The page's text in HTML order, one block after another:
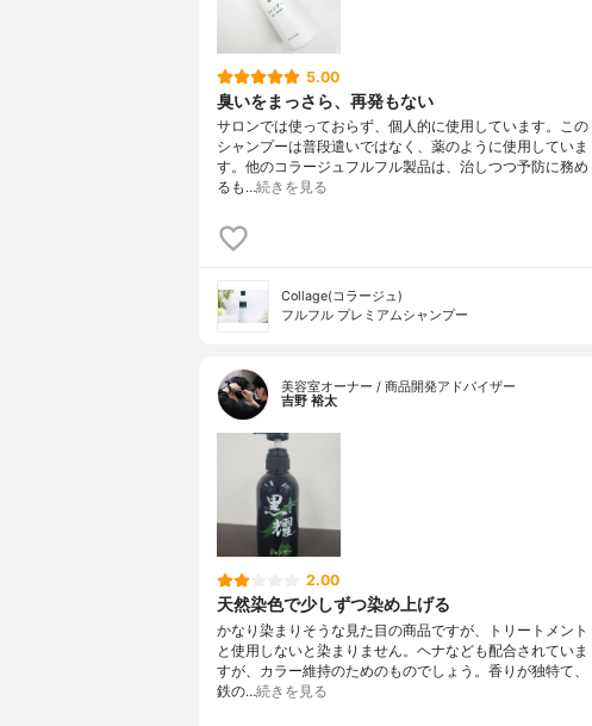
5.00
臭いをまっさら、再発もない
サロンでは使っておらず、個人的に使用しています。この
シャンプーは普段遣いではなく、薬のように使用していま
す。他のコラージュフルフル製品は、治しつつ予防に務め
るも…続きを見る
Collage(コラージュ)
フルフル プレミアムシャンプー
美容室オーナー / 商品開発アドバイザー
吉野 裕太
2.00
天然染色で少しずつ染め上げる
かなり染まりそうな見た目の商品ですが、トリートメント
と使用しないと染まりません。ヘナなども配合されていま
すが、カラー維持のためのものでしょう。香りが独特て、
鉄の…続きを見る